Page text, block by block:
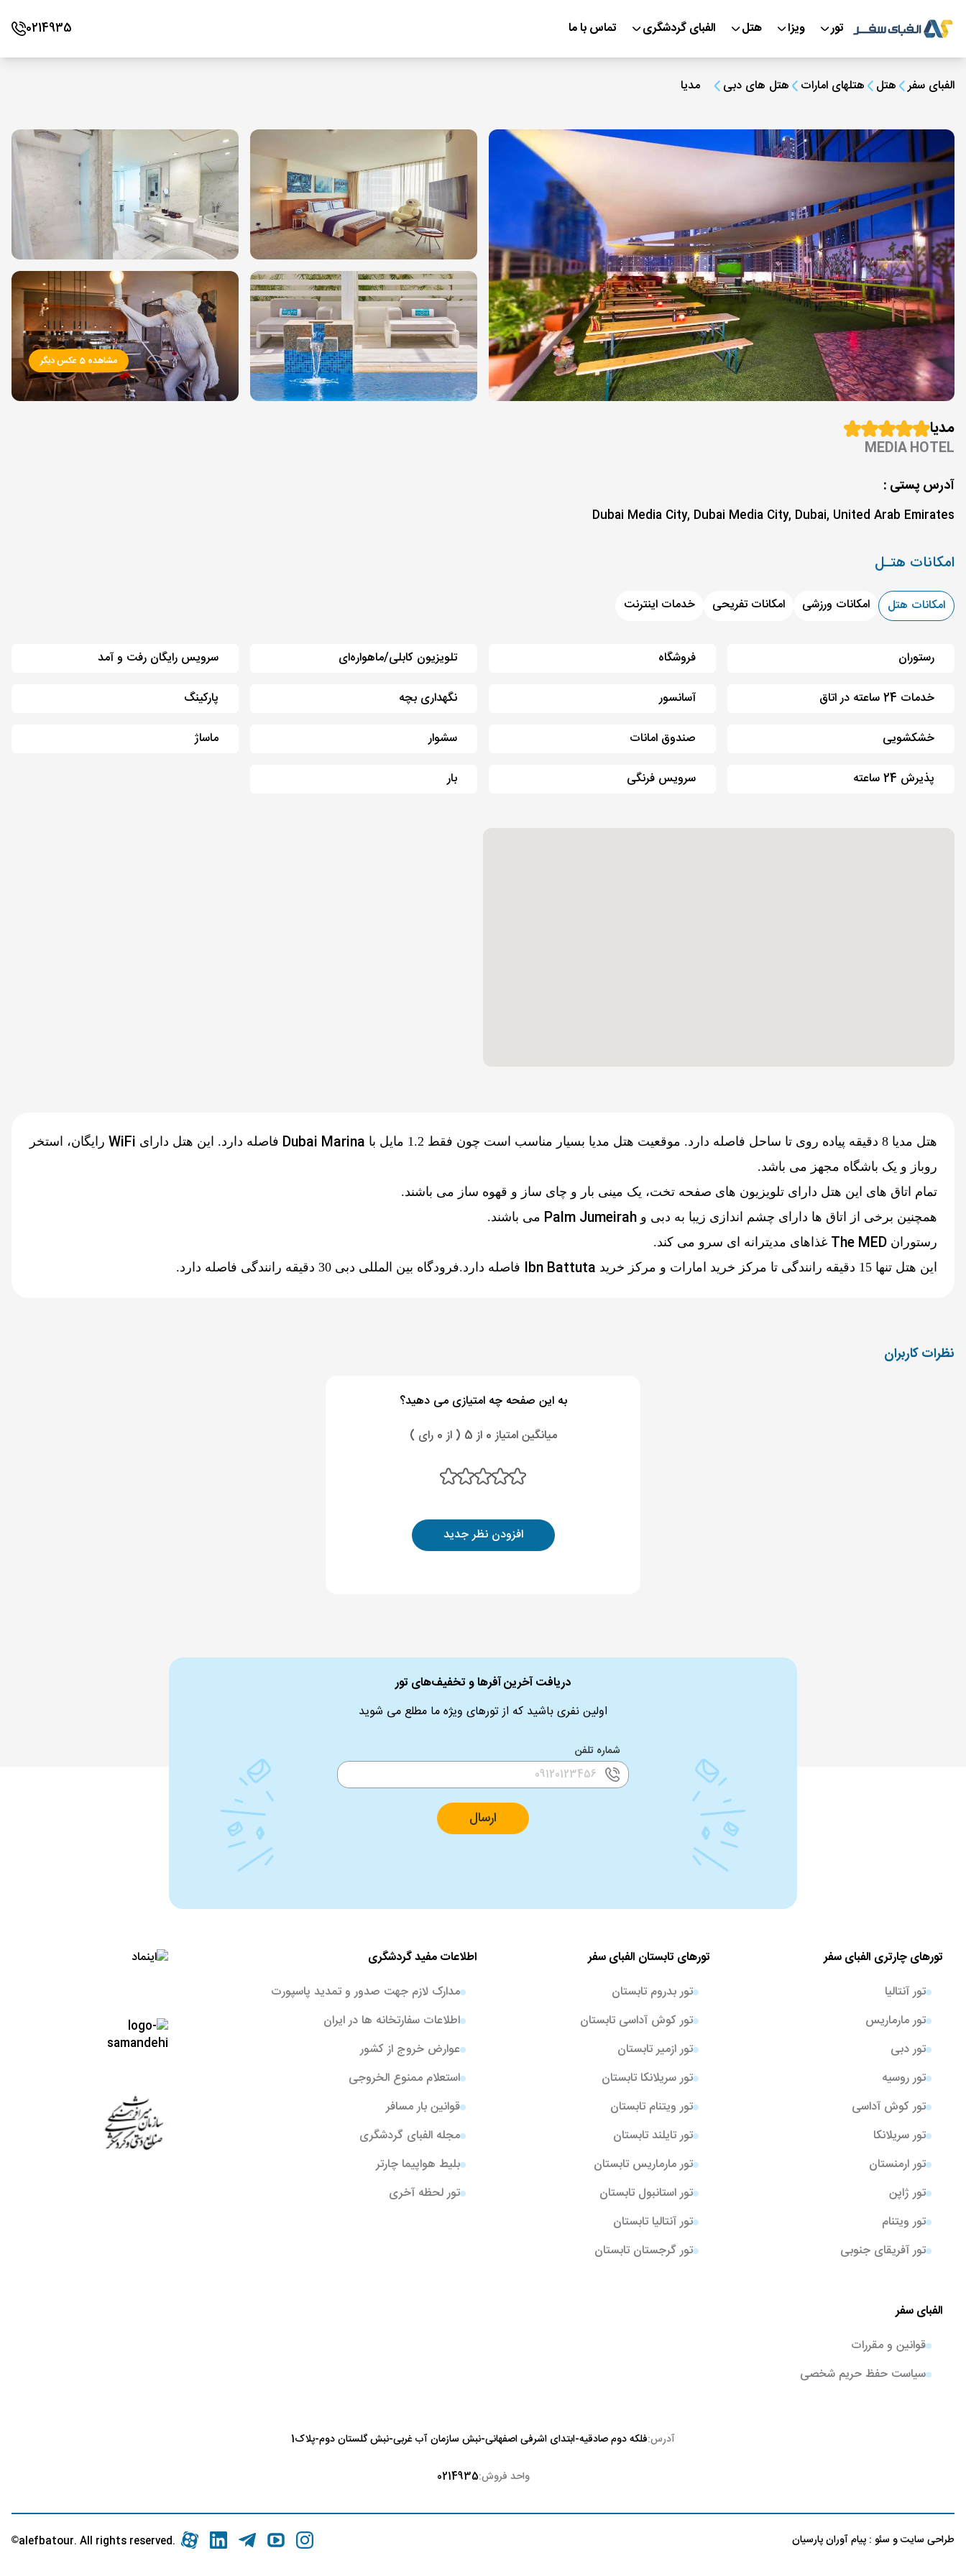
تور ویزا هتل الفبای گردشگری تماس با ما 0214935
الفبای سفر هتل هتلهای امارات هتل های دبی مدیا
مشاهده 5 عکس دیگر
مدیا
MEDIA HOTEL
آدرس پستی :
Dubai Media City, Dubai Media City, Dubai, United Arab Emirates
امکانات هتـل
امکانات هتل امکانات ورزشی امکانات تفریحی خدمات اینترنت
رستوران فروشگاه تلویزیون کابلی/ماهواره‌ای سرویس رایگان رفت و آمد
خدمات 24 ساعته در اتاق آسانسور نگهداری بچه پارکینگ
خشکشویی صندوق امانات سشوار ماساژ
پذیرش 24 ساعته سرویس فرنگی بار
هتل مدیا 8 دقیقه پیاده روی تا ساحل فاصله دارد. موقعیت هتل مدیا بسیار مناسب است چون فقط 1.2 مایل با Dubai Marina فاصله دارد. این هتل دارای WiFi رایگان، استخر
روباز و یک باشگاه مجهز می باشد.
تمام اتاق های این هتل دارای تلویزیون های صفحه تخت، یک مینی بار و چای ساز و قهوه ساز می باشند.
همچنین برخی از اتاق ها دارای چشم اندازی زیبا به دبی و Palm Jumeirah می باشند.
رستوران The MED غذاهای مدیترانه ای سرو می کند.
این هتل تنها 15 دقیقه رانندگی تا مرکز خرید امارات و مرکز خرید
Ibn Battuta فاصله دارد.فرودگاه بین المللی دبی 30 دقیقه رانندگی فاصله دارد.
نظرات کاربران
به این صفحه چه امتیازی می دهید؟
میانگین امتیاز 0 از 5 ( از 0 رای )
افزودن نظر جدید
دریافت آخرین آفرها و تخفیف‌های تور
اولین نفری باشید که از تورهای ویژه ما مطلع می شوید
شماره تلفن
ارسال
تورهای چارتری الفبای سفر
تور آنتالیا
تور مارماریس
تور دبی
تور روسیه
تور کوش آداسی
تور سریلانکا
تور ارمنستان
تور ژاپن
تور ویتنام
تور آفریقای جنوبی
تورهای تابستان الفبای سفر
تور بدروم تابستان
تور کوش آداسی تابستان
تور ازمیر تابستان
تور سریلانکا تابستان
تور ویتنام تابستان
تور تایلند تابستان
تور مارماریس تابستان
تور استانبول تابستان
تور آنتالیا تابستان
تور گرجستان تابستان
اطلاعات مفید گردشگری
مدارک لازم جهت صدور و تمدید پاسپورت
اطلاعات سفارتخانه ها در ایران
عوارض خروج از کشور
استعلام ممنوع الخروجی
قوانین بار مسافر
مجله الفبای گردشگری
بلیط هواپیما چارتر
تور لحظه آخری
الفبای سفر
قوانین و مقررات
سیاست حفظ حریم شخصی
آدرس:فلکه دوم صادقیه-ابتدای اشرفی اصفهانی-نبش سازمان آب غربی-نبش گلستان دوم-پلاک1
واحد فروش:0214935
طراحی سایتوسئو : پیام آوران پارسیان .alefbatour. All rights reserved
©